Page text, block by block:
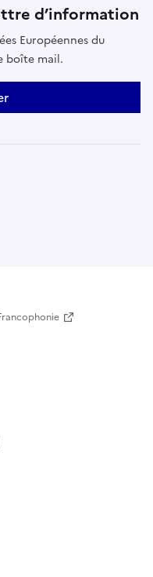
d’information
Européennes du
boîte mail.